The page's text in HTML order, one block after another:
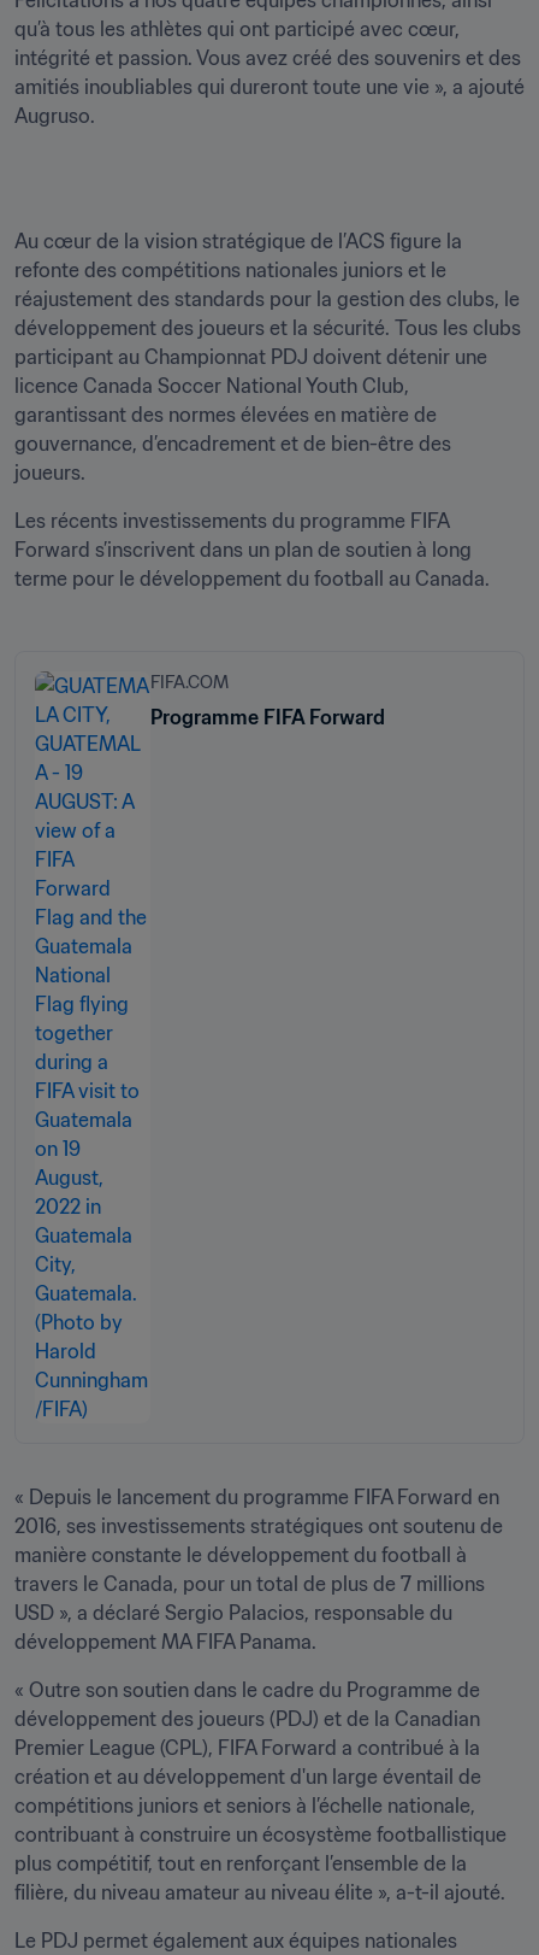
qu’à tous les athlètes qui ont participé avec cœur,
intégrité et passion. Vous avez créé des souvenirs et des
amitiés inoubliables qui dureront toute une vie », a ajouté
Augruso.
Au cœur de la vision stratégique de l’ACS figure la
refonte des compétitions nationales juniors et le
réajustement des standards pour la gestion des clubs, le
développement des joueurs et la sécurité. Tous les clubs
participant au Championnat PDJ doivent détenir une
licence Canada Soccer National Youth Club,
garantissant des normes élevées en matière de
gouvernance, d’encadrement et de bien-être des
joueurs.
Les récents investissements du programme FIFA
Forward s’inscrivent dans un plan de soutien à long
terme pour le développement du football au Canada.
FIFA.COM
Programme FIFA Forward
« Depuis le lancement du programme FIFA Forward en
2016, ses investissements stratégiques ont soutenu de
manière constante le développement du football à
travers le Canada, pour un total de plus de 7 millions
USD », a déclaré Sergio Palacios, responsable du
développement MA FIFA Panama.
« Outre son soutien dans le cadre du Programme de
développement des joueurs (PDJ) et de la Canadian
Premier League (CPL), FIFA Forward a contribué à la
création et au développement d'un large éventail de
compétitions juniors et seniors à l’échelle nationale,
contribuant à construire un écosystème footballistique
plus compétitif, tout en renforçant l’ensemble de la
filière, du niveau amateur au niveau élite », a-t-il ajouté.
Le PDJ permet également aux équipes nationales